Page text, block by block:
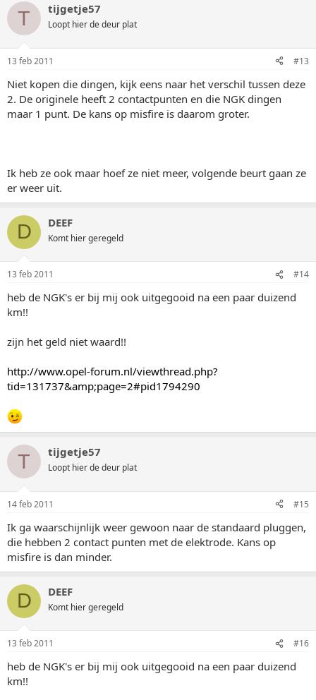
T tijgetje57
Loopt hier de deur plat
13 feb 2011 #13
Niet kopen die dingen, kijk eens naar het verschil tussen deze
2. De originele heeft 2 contactpunten en die NGK dingen
maar 1 punt. De kans op misfire is daarom groter.
Ik heb ze ook maar hoef ze niet meer, volgende beurt gaan ze
er weer uit.
D DEEF
Komt hier geregeld
13 feb 2011 #14
heb de NGK's er bij mij ook uitgegooid na een paar duizend
km!!
zijn het geld niet waard!!
http://www.opel-forum.nl/viewthread.php?
tid=131737&amp;page=2#pid1794290
T tijgetje57
Loopt hier de deur plat
14 feb 2011 #15
Ik ga waarschijnlijk weer gewoon naar de standaard pluggen,
die hebben 2 contact punten met de elektrode. Kans op
misfire is dan minder.
D DEEF
Komt hier geregeld
13 feb 2011 #16
heb de NGK's er bij mij ook uitgegooid na een paar duizend
km!!